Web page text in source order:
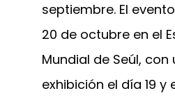
septiembre. El
20 de octubre en el
Mundial de Seúl,
exhibición el día 19